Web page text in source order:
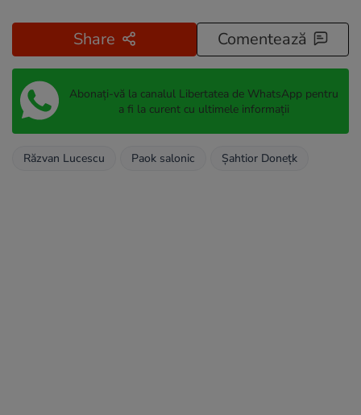
Share Comentează
Abonați-vă la canalul Libertatea de WhatsApp pentru
a fi la curent cu ultimele informații
Răzvan Lucescu Paok salonic Şahtior Doneţk